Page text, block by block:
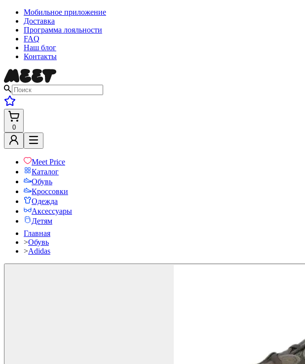
Мобильное приложение
Доставка
Программа лояльности
FAQ
Наш блог
Контакты
0
Meet Price
Каталог
Обувь
Кроссовки
Одежда
Аксессуары
Детям
Главная
>Обувь
>Adidas